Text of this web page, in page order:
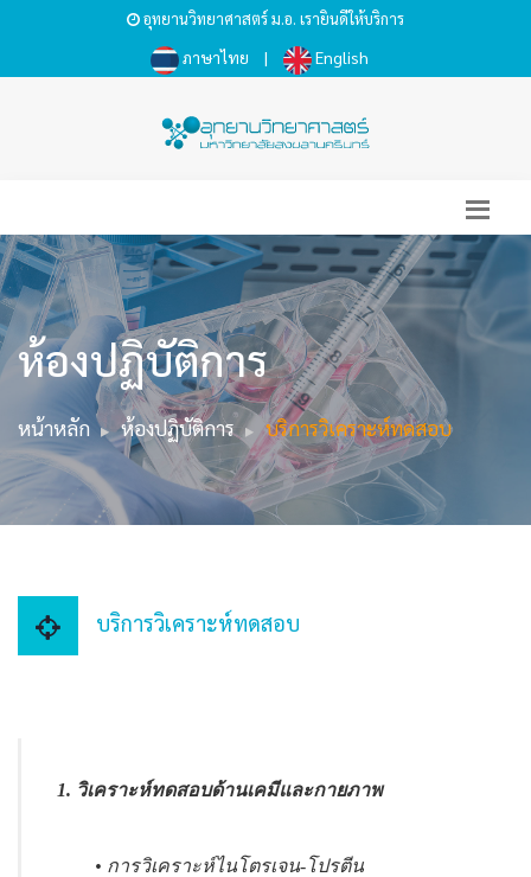
อุทยานวิทยาศาสตร์ ม.อ. เรายินดีให้บริการ
ภาษาไทย | English
ห้องปฏิบัติการ
หน้าหลัก ห้องปฏิบัติการ บริการวิเคราะห์ทดสอบ
บริการวิเคราะห์ทดสอบ
1. วิเคราะห์ทดสอบด้านเคมีและกายภาพ
• การวิเคราะห์ไนโตรเจน-โปรตีน